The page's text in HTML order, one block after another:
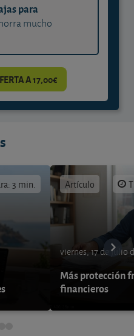
para
mucho
A 17,00€
3 min. Artículo
viernes, 17 de julio
Más protección
financieros